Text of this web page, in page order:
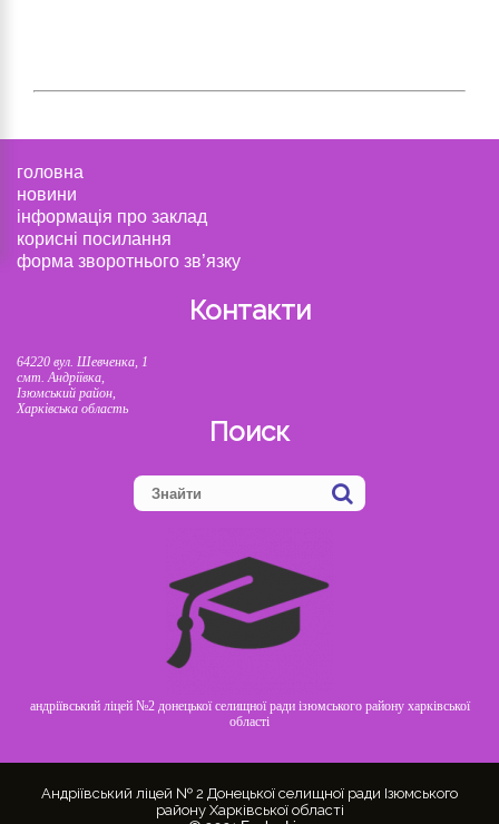
андріївський ліцей №2 донецької селищної ради ізюмського району харківської
області
головна
новини
інформація про заклад
корисні посилання
форма зворотнього зв’язку
Контакти
64220 вул. Шевченка, 1
смт. Андріївка,
Ізюмський район,
Харківська область
Поиск
Андріївський ліцей № 2 Донецької селищної ради Ізюмського
району Харківської області